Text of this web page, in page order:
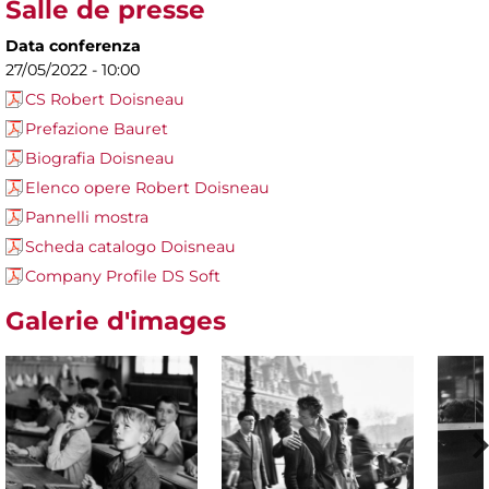
Salle de presse
Data conferenza
27/05/2022 - 10:00
CS Robert Doisneau
Prefazione Bauret
Biografia Doisneau
Elenco opere Robert Doisneau
Pannelli mostra
Scheda catalogo Doisneau
Company Profile DS Soft
Galerie d'images